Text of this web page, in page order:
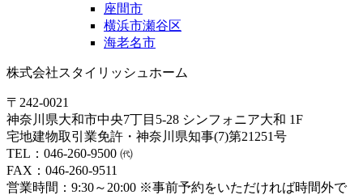
座間市
横浜市瀬谷区
海老名市
株式会社スタイリッシュホーム
〒242-0021
神奈川県大和市中央7丁目5-28 シンフォニア大和 1F
宅地建物取引業免許・神奈川県知事(7)第21251号
TEL：046-260-9500 ㈹
FAX：046-260-9511
営業時間：9:30～20:00 ※事前予約をいただければ時間外で